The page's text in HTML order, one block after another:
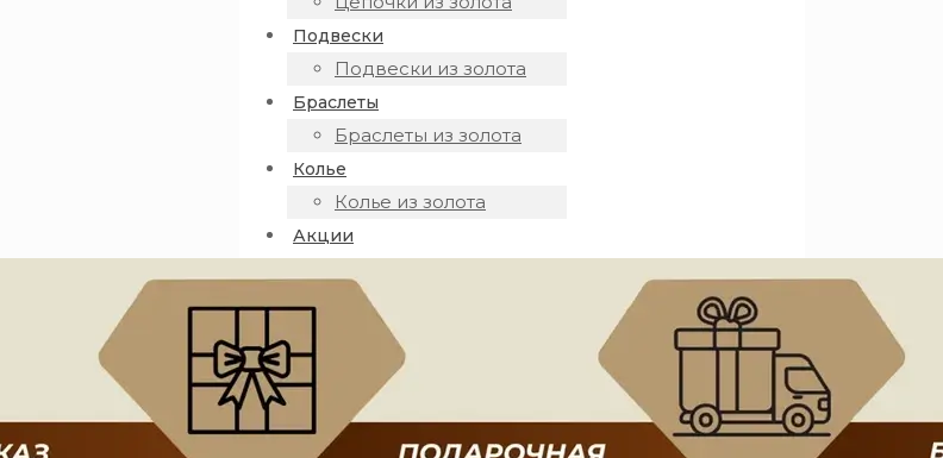
Подвески
Подвески из золота
Браслеты
Браслеты из золота
Колье
Колье из золота
Акции